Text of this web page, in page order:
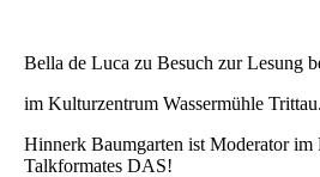
Bella de Luca zu Besuch zur Lesung
im Kulturzentrum Wassermühle Trittau.
Hinnerk Baumgarten ist Moderator
Talkformates DAS!